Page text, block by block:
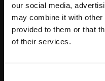
our social media,
may combine it with other
provided to them or that
of their services.
完全な合金ホイールの修
いう3つの重要な段階が
率性、プロフェッショナ